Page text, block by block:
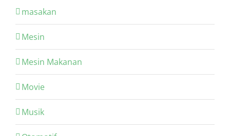
masakan
Mesin
Mesin Makanan
Movie
Musik